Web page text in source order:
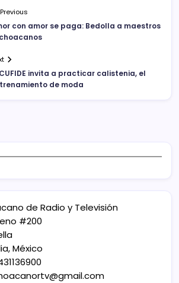
Previous
con amor se paga: Bedolla a maestros
invita a practicar calistenia, el
de moda
de Radio y Televisión
#200
México